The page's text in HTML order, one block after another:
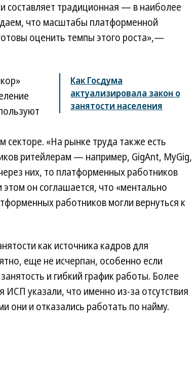
составляет традиционная — в наиболее
что масштабы платформенной
оценить темпы этого роста»,—
Как Госдума
актуализировала закон о
занятости населения
«На рынке труда также есть
ритейлерам — например, GigAnt, MyGig,
них, то платформенных работников
он соглашается, что «ментально
работников могли вернуться к
как источника кадров для
еще не исчерпан, особенно если
и гибкий график работы. Более
указали, что именно из-за отсутствия
они и отказались работать по найму.